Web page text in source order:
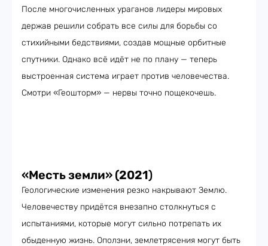
После многочисленных ураганов лидеры мировых
держав решили собрать все силы для борьбы со
стихийными бедствиями, создав мощные орбитные
спутники. Однако всё идёт не по плану — теперь
выстроенная система играет против человечества.
Смотри «Геошторм» — нервы точно пощекочешь.
«Месть земли» (2021)
Геологические изменения резко накрывают Землю.
Человечеству придётся внезапно столкнуться с
испытаниями, которые могут сильно потрепать их
обыденную жизнь. Оползни, землетрясения могут быть